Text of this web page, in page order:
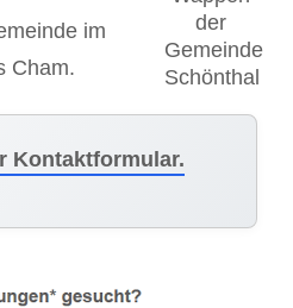
im
Cham.
Kontaktformular.